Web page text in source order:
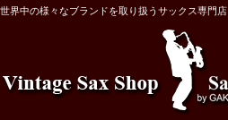
世界中の様々なブランドを取り扱うサックス専門店